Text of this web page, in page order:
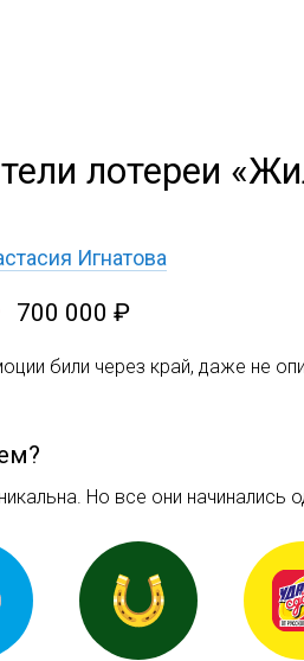
лотереи
Игнатова
700 000 ₽
били через край, даже не
Но все они начинались